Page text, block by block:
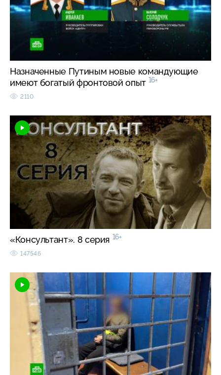
Назначенные Путиным новые командующие
имеют богатый фронтовой опыт 16+
2110
«Консультант». 8 серия 16+
147546